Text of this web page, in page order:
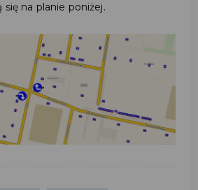
się na planie poniżej.